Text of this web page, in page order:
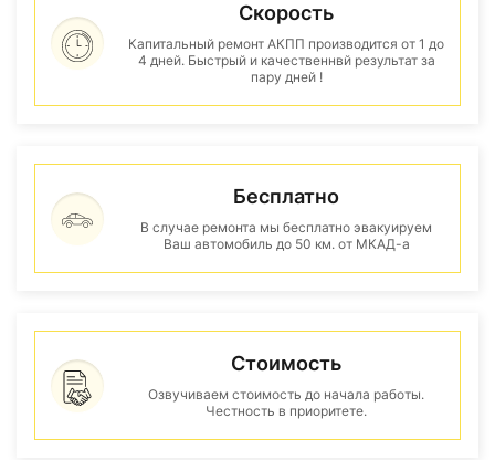
Скорость
Капитальный ремонт АКПП производится от 1 до
4 дней. Быстрый и качественнвй результат за
пару дней !
Бесплатно
В случае ремонта мы бесплатно эвакуируем
Ваш автомобиль до 50 км. от МКАД-а
Стоимость
Озвучиваем стоимость до начала работы.
Честность в приоритете.